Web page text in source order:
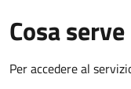
Cosa serve
Per accedere al